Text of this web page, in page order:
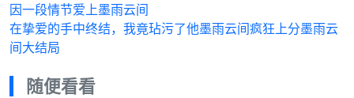
因一段情节爱上墨雨云间
在挚爱的手中终结，我竟玷污了他墨雨云间疯狂上分墨雨云
间大结局
随便看看